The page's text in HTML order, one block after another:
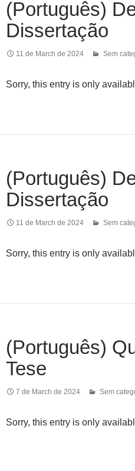
(Português)
Dissertação
11 de March de 2024 Sem
Sorry, this entry is only
(Português)
Dissertação
11 de March de 2024 Sem
Sorry, this entry is only
(Português)
Tese
7 de March de 2024 Sem
Sorry, this entry is only